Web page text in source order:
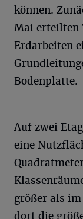
können.
Mai erteilten
Erdarbeiten
Bodenplatte.
Auf zwei
eine
größer als im
dort die